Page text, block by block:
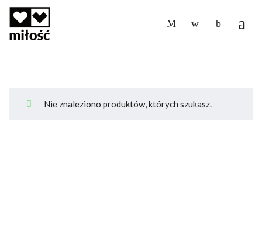
Nie znaleziono produktów, których szukasz.